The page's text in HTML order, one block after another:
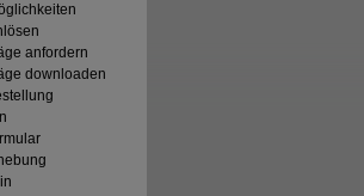
anfordern
downloaden